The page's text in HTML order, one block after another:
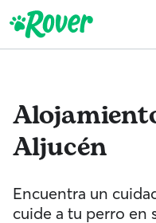
Aljucén
Encuentra un
cuide a tu perro en